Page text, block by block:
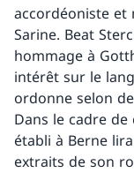
accordéoniste et
Sarine. Beat
hommage à
intérêt sur le
ordonne selon
Dans le cadre de
établi à Berne
extraits de son